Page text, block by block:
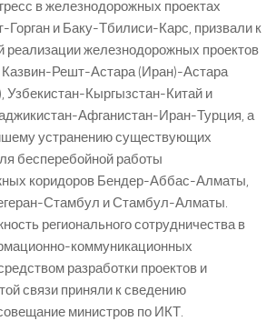
в железнодорожных проектах
Горган и Баку-Тбилиси-Карс, призвали к
реализации железнодорожных проектов
Решт-Астара (Иран)-Астара
Узбекистан-Кыргызстан-Китай и
Афганистан-Иран-Турция, а
устранению существующих
бесперебойной работы
коридоров Бендер-Аббас-Алматы,
Стамбул и Стамбул-Алматы.
регионального сотрудничества в
коммуникационных
разработки проектов и
связи приняли к сведению
министров по ИКТ.